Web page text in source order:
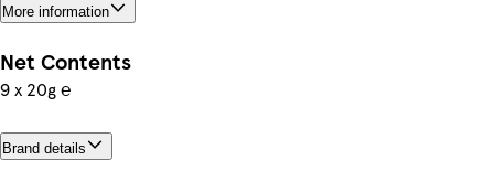
More information
Net Contents
9 x 20g ℮
Brand details